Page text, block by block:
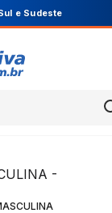
na 1ª compra